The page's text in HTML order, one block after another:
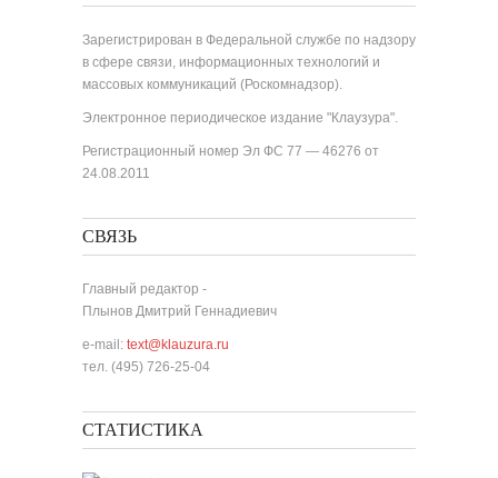
Зарегистрирован в Федеральной службе по надзору
в сфере связи, информационных технологий и
массовых коммуникаций (Роскомнадзор).
Электронное периодическое издание "Клаузура".
Регистрационный номер Эл ФС 77 — 46276 от
24.08.2011
СВЯЗЬ
Главный редактор -
Плынов Дмитрий Геннадиевич
e-mail: text@klauzura.ru
тел. (495) 726-25-04
СТАТИСТИКА